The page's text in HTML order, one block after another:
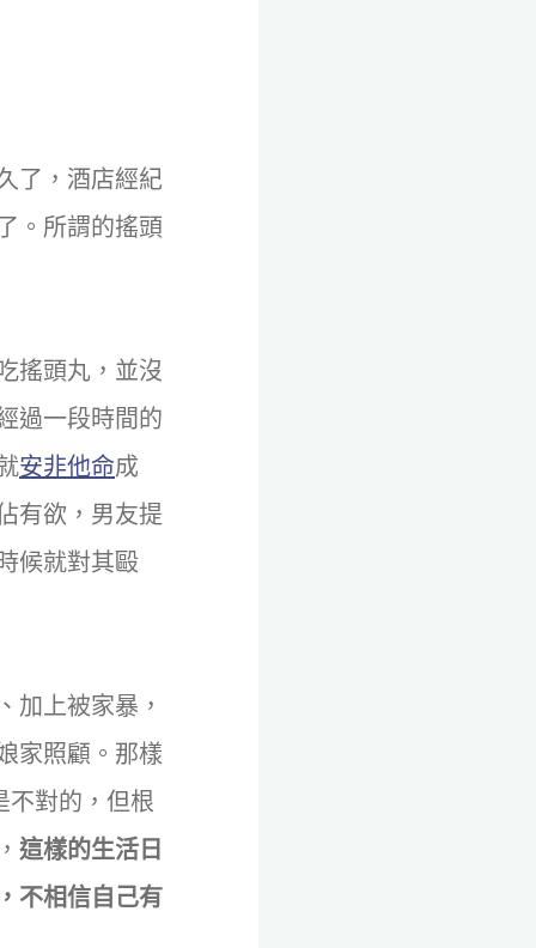
了，酒店經紀
。所謂的搖頭
搖頭丸，並沒
過一段時間的
安非他命成
有欲，男友提
候就對其毆
加上被家暴，
家照顧。那樣
不對的，但根
這樣的生活日
不相信自己有